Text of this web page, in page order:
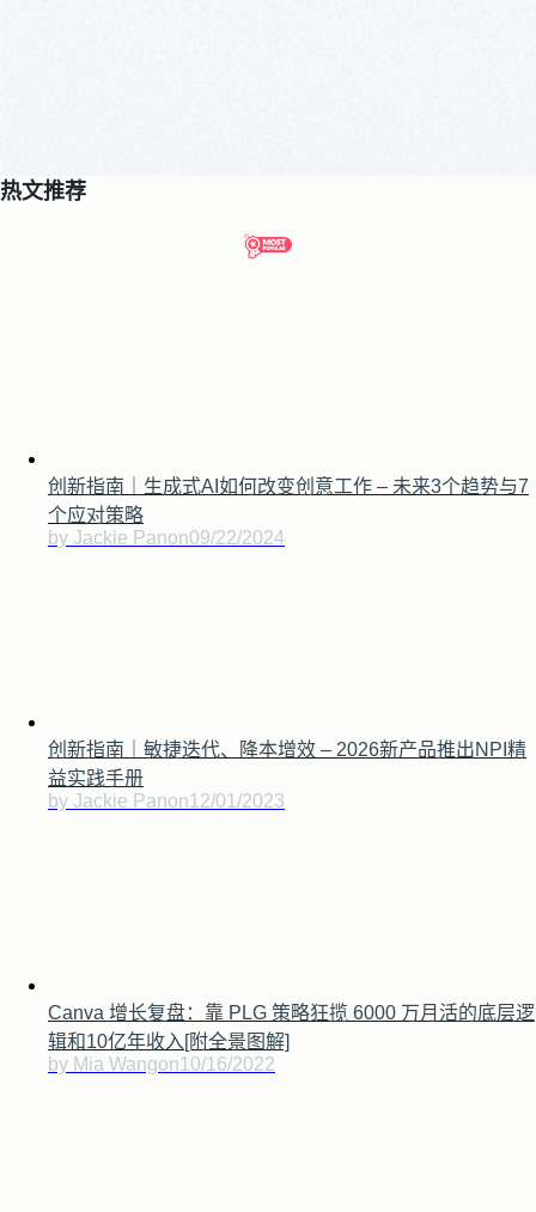
热文推荐
创新指南｜生成式AI如何改变创意工作 – 未来3个趋势与7
个应对策略
by Jackie Panon09/22/2024
创新指南｜敏捷迭代、降本增效 – 2026新产品推出NPI精
益实践手册
by Jackie Panon12/01/2023
Canva 增长复盘：靠 PLG 策略狂揽 6000 万月活的底层逻
辑和10亿年收入[附全景图解]
by Mia Wangon10/16/2022